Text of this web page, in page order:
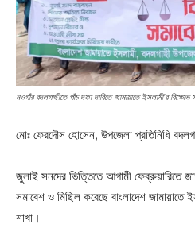
নওগাঁর বদলগাছীতে পাঁচ দফা দাবিতে জামায়াতে ইসলামী’র
মোঃ ফেরদৌস হোসেন, উপজেলা প্রতিনিধি
জুলাই সনদের ভিত্তিতে আগামী ফেব্রুয়ারিতে
সমাবেশ ও মিছিল করেছে বাংলাদেশ জামায়াতে
শাখা।